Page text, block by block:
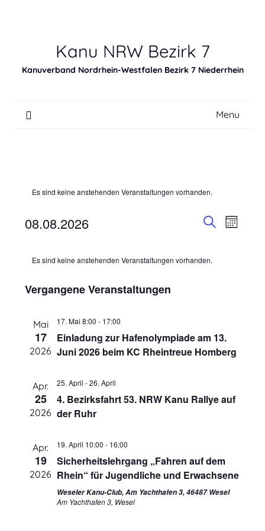
Kanu NRW Bezirk 7
Kanuverband Nordrhein-Westfalen Bezirk 7 Niederrhein
Menu
Es sind keine anstehenden Veranstaltungen vorhanden.
Monat
08.08.2026
wählen.
Kalender
Veranstaltungen
Es sind keine anstehenden Veranstaltungen vorhanden.
Vergangene Veranstaltungen
Mai
17
2026
17. Mai 8:00 - 17:00
Einladung zur Hafenolympiade am 13.
Juni 2026 beim KC Rheintreue Homberg
Apr.
25
2026
25. April -26. April
4. Bezirksfahrt 53. NRW Kanu Rallye auf
der Ruhr
Apr.
19
2026
19. April 10:00 - 16:00
Sicherheitslehrgang „Fahren auf dem
Rhein“ für Jugendliche und Erwachsene
Weseler Kanu-Club, Am Yachthafen 3, 46487 Wesel
Am Yachthafen 3, Wesel